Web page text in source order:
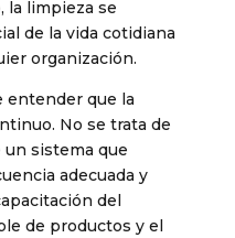
la limpieza se
de la vida cotidiana
organización.
entender que la
No se trata de
un sistema que
adecuada y
del
de productos y el